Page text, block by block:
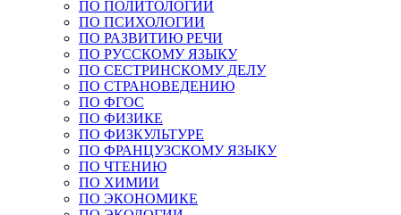
ПО ПОЛИТОЛОГИИ
ПО ПСИХОЛОГИИ
ПО РАЗВИТИЮ РЕЧИ
ПО РУССКОМУ ЯЗЫКУ
ПО СЕСТРИНСКОМУ ДЕЛУ
ПО СТРАНОВЕДЕНИЮ
ПО ФГОС
ПО ФИЗИКЕ
ПО ФИЗКУЛЬТУРЕ
ПО ФРАНЦУЗСКОМУ ЯЗЫКУ
ПО ЧТЕНИЮ
ПО ХИМИИ
ПО ЭКОНОМИКЕ